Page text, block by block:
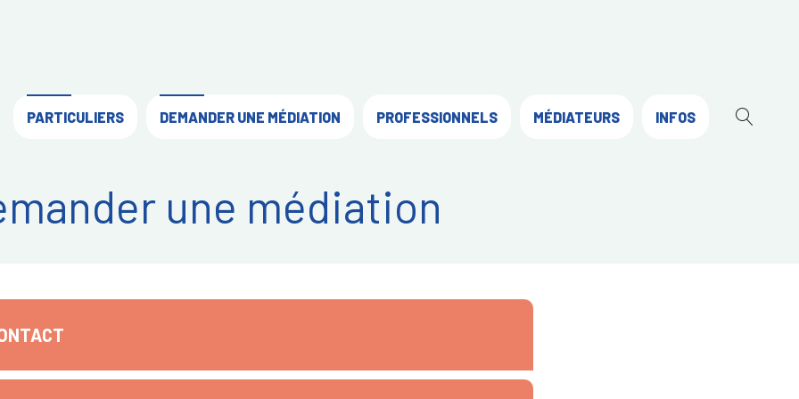
PARTICULIERS DEMANDER UNE MÉDIATION PROFESSIONNELS MÉDIATEURS INFOS
une médiation